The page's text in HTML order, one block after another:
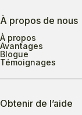
À propos de nous
À propos
Avantages
Blogue
Témoignages
Obtenir de l’aide